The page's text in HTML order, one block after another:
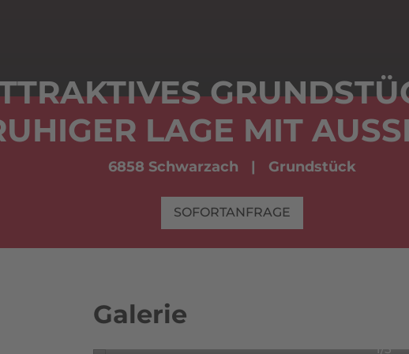
LAGE MIT
6858 Schwarzach Grundstück
SOFORTANFRAGE
Galerie
1/5